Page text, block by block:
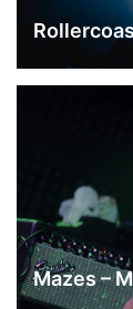
Mazes –